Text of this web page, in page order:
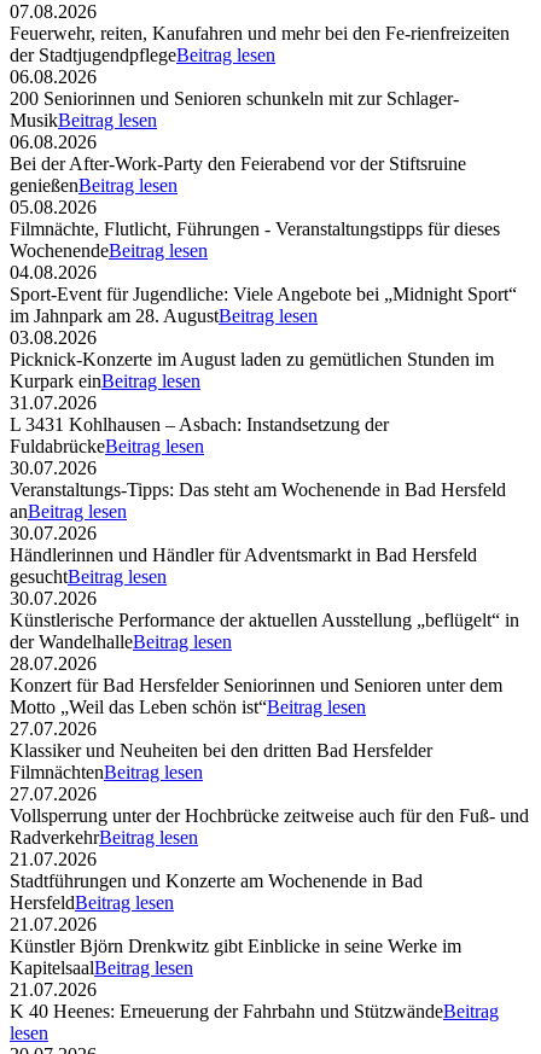
07.08.2026
Feuerwehr, reiten, Kanufahren und mehr bei den Fe-rienfreizeiten
der StadtjugendpflegeBeitrag lesen
06.08.2026
200 Seniorinnen und Senioren schunkeln mit zur Schlager-
MusikBeitrag lesen
06.08.2026
Bei der After-Work-Party den Feierabend vor der Stiftsruine
genießenBeitrag lesen
05.08.2026
Filmnächte, Flutlicht, Führungen - Veranstaltungstipps für dieses
WochenendeBeitrag lesen
04.08.2026
Sport-Event für Jugendliche: Viele Angebote bei „Midnight Sport“
im Jahnpark am 28. AugustBeitrag lesen
03.08.2026
Picknick-Konzerte im August laden zu gemütlichen Stunden im
Kurpark einBeitrag lesen
31.07.2026
L 3431 Kohlhausen – Asbach: Instandsetzung der
FuldabrückeBeitrag lesen
30.07.2026
Veranstaltungs-Tipps: Das steht am Wochenende in Bad Hersfeld
anBeitrag lesen
30.07.2026
Händlerinnen und Händler für Adventsmarkt in Bad Hersfeld
gesuchtBeitrag lesen
30.07.2026
Künstlerische Performance der aktuellen Ausstellung „beflügelt“ in
der WandelhalleBeitrag lesen
28.07.2026
Konzert für Bad Hersfelder Seniorinnen und Senioren unter dem
Motto „Weil das Leben schön ist“Beitrag lesen
27.07.2026
Klassiker und Neuheiten bei den dritten Bad Hersfelder
FilmnächtenBeitrag lesen
27.07.2026
Vollsperrung unter der Hochbrücke zeitweise auch für den Fuß- und
RadverkehrBeitrag lesen
21.07.2026
Stadtführungen und Konzerte am Wochenende in Bad
HersfeldBeitrag lesen
21.07.2026
Künstler Björn Drenkwitz gibt Einblicke in seine Werke im
KapitelsaalBeitrag lesen
21.07.2026
K 40 Heenes: Erneuerung der Fahrbahn und StützwändeBeitrag
lesen